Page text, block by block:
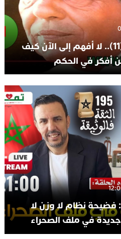
سلسلة ذاكرة ملك (11).. لا أفهم إلى الآن كيف
أفكر في الحكم
فالوثيقة 195: فضيحة نظام لا وزن لا
في ملف الصحراء